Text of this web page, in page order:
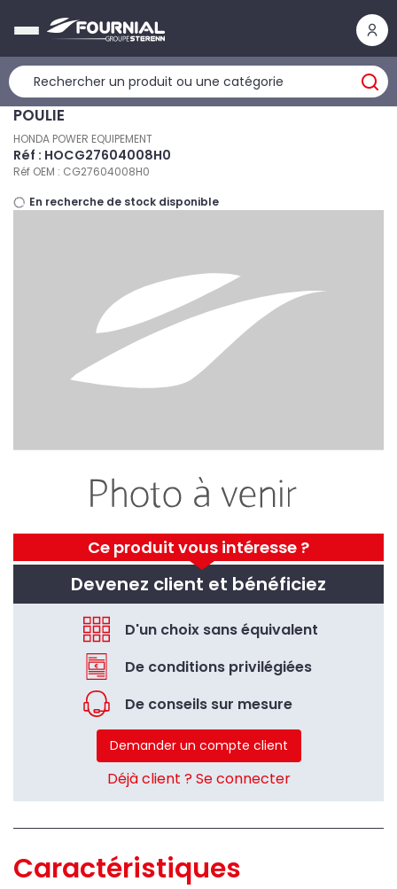
Ce produit vous intéresse ?
Devenez client et bénéficiez
D'un choix sans équivalent
De conditions privilégiées
De conseils sur mesure
Demander un compte client
Déjà client ? Se connecter
POULIE
HONDA POWER EQUIPEMENT
Réf : HOCG27604008H0
Réf OEM : CG27604008H0
En recherche de stock disponible
Caractéristiques